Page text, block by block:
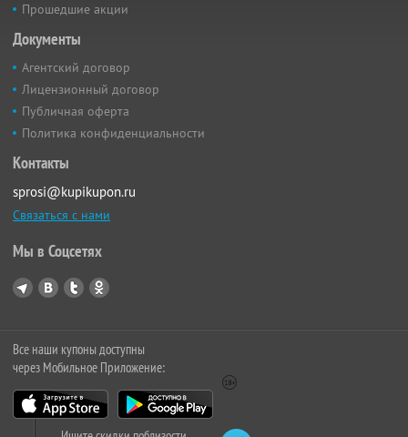
Прошедшие акции
Документы
Агентский договор
Лицензионный договор
Публичная оферта
Политика конфиденциальности
Контакты
sprosi@kupikupon.ru
Связаться с нами
Мы в Соцсетях
Все наши купоны доступны
через Мобильное Приложение: